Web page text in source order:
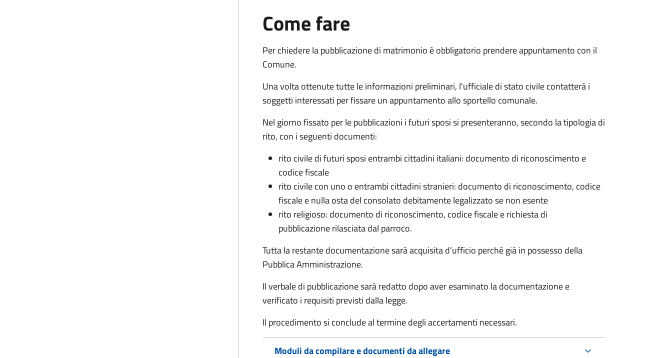
Come fare
Per chiedere la pubblicazione di matrimonio è obbligatorio prendere appuntamento con il
Comune.
Una volta ottenute tutte le informazioni preliminari, l'ufficiale di stato civile contatterà i
soggetti interessati per fissare un appuntamento allo sportello comunale.
Nel giorno fissato per le pubblicazioni i futuri sposi si presenteranno, secondo la tipologia di
rito, con i seguenti documenti:
rito civile di futuri sposi entrambi cittadini italiani: documento di riconoscimento e
codice fiscale
rito civile con uno o entrambi cittadini stranieri: documento di riconoscimento, codice
fiscale e nulla osta del consolato debitamente legalizzato se non esente
rito religioso: documento di riconoscimento, codice fiscale e richiesta di
pubblicazione rilasciata dal parroco.
Tutta la restante documentazione sarà acquisita d’ufficio perché già in possesso della
Pubblica Amministrazione.
Il verbale di pubblicazione sarà redatto dopo aver esaminato la documentazione e
verificato i requisiti previsti dalla legge.
Il procedimento si conclude al termine degli accertamenti necessari.
Moduli da compilare e documenti da allegare